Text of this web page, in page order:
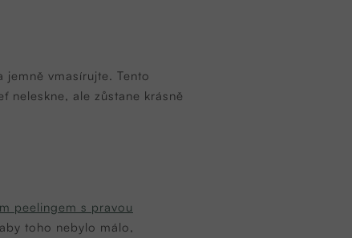
vmasírujte. Tento
neleskne, ale zůstane krásně
peelingem s pravou
toho nebylo málo,